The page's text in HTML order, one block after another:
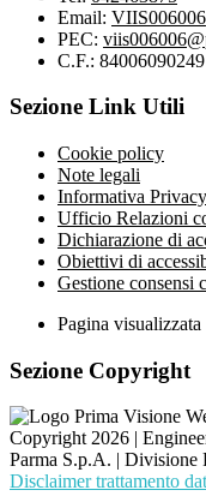
Email:
PEC:
C.F.: 84006090249
Sezione Link Utili
Cookie policy
Note legali
Informativa Privacy
Ufficio Relazioni
Dichiarazione di
Obiettivi di
Gestione consensi
Pagina visualizzata
Sezione Copyright
Copyright 2026 |
Parma S.p.A. |
Disclaimer trattamento